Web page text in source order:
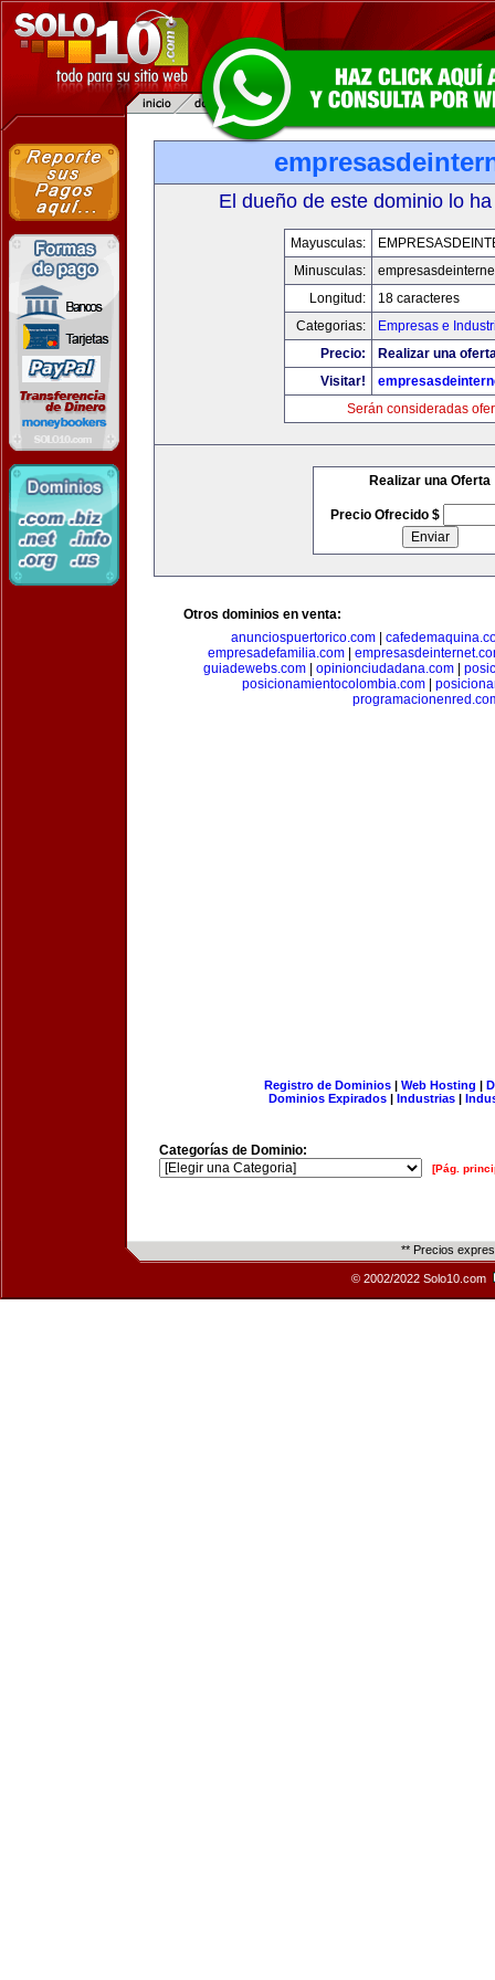
El dueño de este dominio lo
Mayusculas:
Minusculas:
Longitud:
18 caracteres
Categorias:
Empresas e
Precio:
Realizar una
Visitar!
Serán consideradas
Realizar una Oferta
Precio Ofrecido $
Otros dominios en venta:
anunciospuertorico.com|
empresadefamilia.com
guiadewebs.com
opinionciudadana.com
posicionamientocolombia.com|
Registro de Dominios| Web Hosting |
Dominios Expirados | Industrias |
Categorías de Dominio:
[Pág.
** Precios
© 2002/2022 Solo10.com